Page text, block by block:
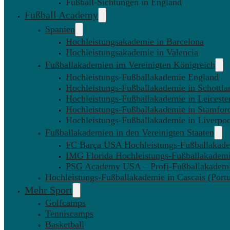
Fußball Academy
Spanien
Hochleistungsakademie in Barcelona
Hochleistungsakademie in Valencia
Fußballakademien im Vereinigten Königreich
Hochleistungs-Fußballakademie England
Hochleistungs-Fußballakademie in
Hochleistungs-Fußballakademie in
Hochleistungs-Fußballakademie in
Hochleistungs-Fußballakademie in
Fußballakademien in den Vereinigten Staaten
FC Barça USA Hochleistungs-
IMG Florida Hochleistungs-
PSG Academy USA – Profi-
Hochleistungs-Fußballakademie in Cascais
Mehr Sport
Golfcamps
Tenniscamps
Basketball